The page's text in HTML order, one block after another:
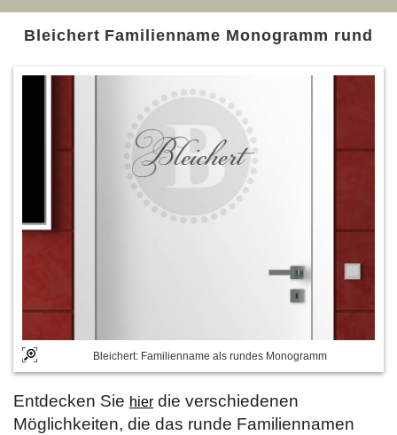
Bleichert Familienname Monogramm rund
Bleichert: Familienname als rundes Monogramm
Entdecken Sie hier die verschiedenen
Möglichkeiten, die das runde Familiennamen